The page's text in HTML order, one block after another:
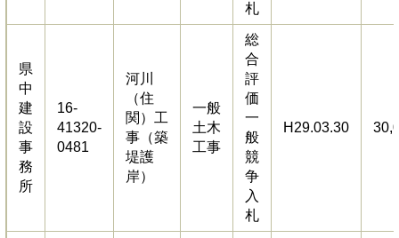
札
県
中
建
設
事
務
所
16-
41320-
0481
河川
（住
関）工
事（築
堤護
岸）
一般
土木
工事
総
合
評
価
一
般
競
争
入
札
H29.03.30